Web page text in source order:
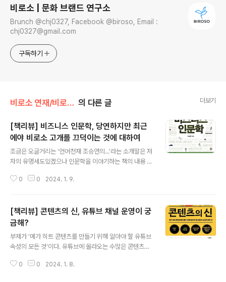
비로소 | 문화 브랜드 연구소
Brunch @chj0327, Facebook @biroso, Email :
chj0327@gmail.com
구독하기
비로소 연재/비로소 책방 의 다른 글 더보기
[책리뷰] 비즈니스 인문학, 당연하지만 최근
에야 비로소 고개를 끄덕이는 것에 대하여
조금은 오글거리는 '언어천재 조승연의...'라는 소개말은 저
자의 유명세도있겠으나 인문학을 이야기하는 책의 내용 곳
다. 서양의 신화나 역사의 사건과 인물들에 의해 만들어지
워드로 조직력, 리더십, 창의성, 기업윤리, 경쟁력, 고객관
리, 자기관리를 꼽아 인문학과 연관지었다. 비즈니스의 시
작과 성장이나 유지의 순서도 아니고 내부와 외부 혹은 비
즈니스를 구성하는 요소들도 아니라서 이 책에서 비즈니스
의 A-Z를 확인할 수는 없다. 아마도 비즈니스의 업을 정하
고 어느정도 궤도에 오른 기업체를 상정하고 그 조직과 경
0 0 2024. 1. 9.
[책리뷰] 콘텐츠의 신, 유튜브 채널 운영이 궁
금해?
부제가 '메가 히트 콘텐츠를 만들기 위해 알아야 할 유튜브
속성의 모든 것'이다. 유튜브에 올라오는 수많은 콘텐츠는
만들고 누구나 의견을 더할 수 있는 소통의 소셜미디어 콘
0 0 2024. 1. 8.